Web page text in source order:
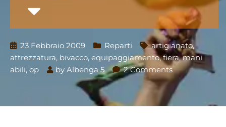
23 Febbraio 2009 Reparti artigianato,
attrezzatura, bivacco, equipaggiamento,fiera,mani
abili, op by Albenga 5 2 Comments